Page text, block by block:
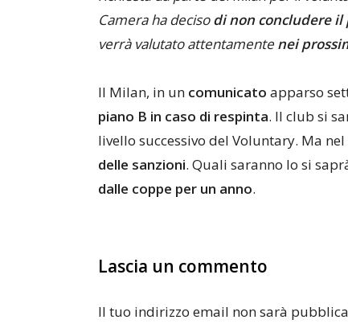
Camera ha decisodi non concludere
verrà valutato attentamente nei
Il Milan, in un comunicato apparso
piano B in caso di respinta. Il club si
livello successivo del Voluntary. Ma
delle sanzioni. Quali saranno lo si
dalle coppe per un anno.
Lascia un commento
Il tuo indirizzo email non sarà